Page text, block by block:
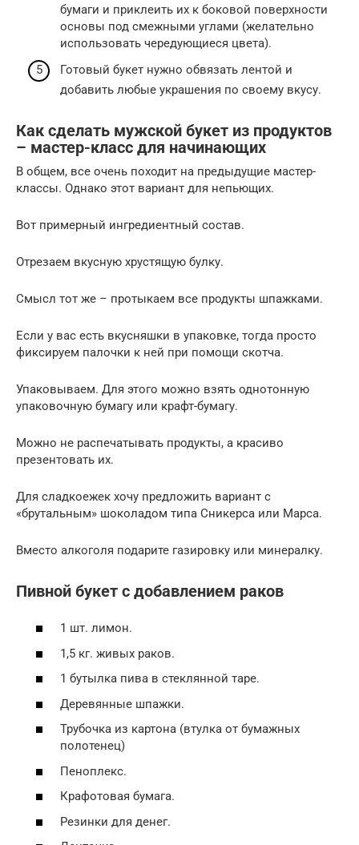
бумаги и приклеить их к боковой поверхности
основы под смежными углами (желательно
использовать чередующиеся цвета).
Готовый букет нужно обвязать лентой и
добавить любые украшения по своему вкусу.
Как сделать мужской букет из продуктов
– мастер-класс для начинающих
В общем, все очень походит на предыдущие мастер-
классы. Однако этот вариант для непьющих.
Вот примерный ингредиентный состав.
Отрезаем вкусную хрустящую булку.
Смысл тот же – протыкаем все продукты шпажками.
Если у вас есть вкусняшки в упаковке, тогда просто
фиксируем палочки к ней при помощи скотча.
Упаковываем. Для этого можно взять однотонную
упаковочную бумагу или крафт-бумагу.
Можно не распечатывать продукты, а красиво
презентовать их.
Для сладкоежек хочу предложить вариант с
«брутальным» шоколадом типа Сникерса или Марса.
Вместо алкоголя подарите газировку или минералку.
Пивной букет с добавлением раков
1 шт. лимон.
1,5 кг. живых раков.
1 бутылка пива в стеклянной таре.
Деревянные шпажки.
Трубочка из картона (втулка от бумажных
полотенец)
Пеноплекс.
Крафотовая бумага.
Резинки для денег.